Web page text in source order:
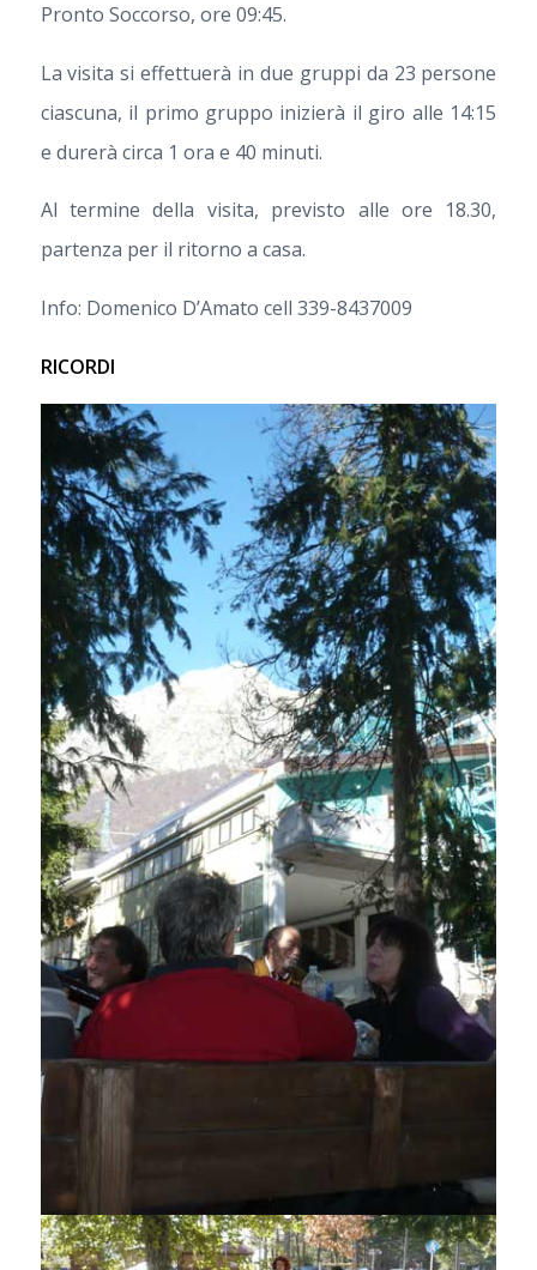
Pronto Soccorso, ore 09:45.
La visita si effettuerà in due gruppi da 23 persone
ciascuna, il primo gruppo inizierà il giro alle 14:15
e durerà circa 1 ora e 40 minuti.
Al termine della visita, previsto alle ore 18.30,
partenza per il ritorno a casa.
Info: Domenico D’Amato cell 339-8437009
RICORDI